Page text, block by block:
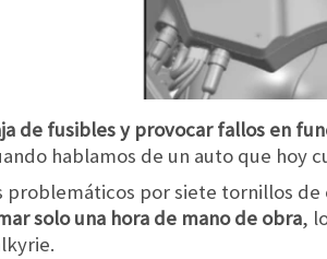
de fusibles y provocar fallos en
hablamos de un auto que hoy
por siete tornillos de
solo una hora de mano de obra,